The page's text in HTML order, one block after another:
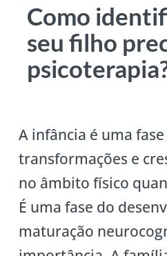
Como
seu filho
A infância é uma
transformações e
no âmbito físico
É uma fase do
maturação